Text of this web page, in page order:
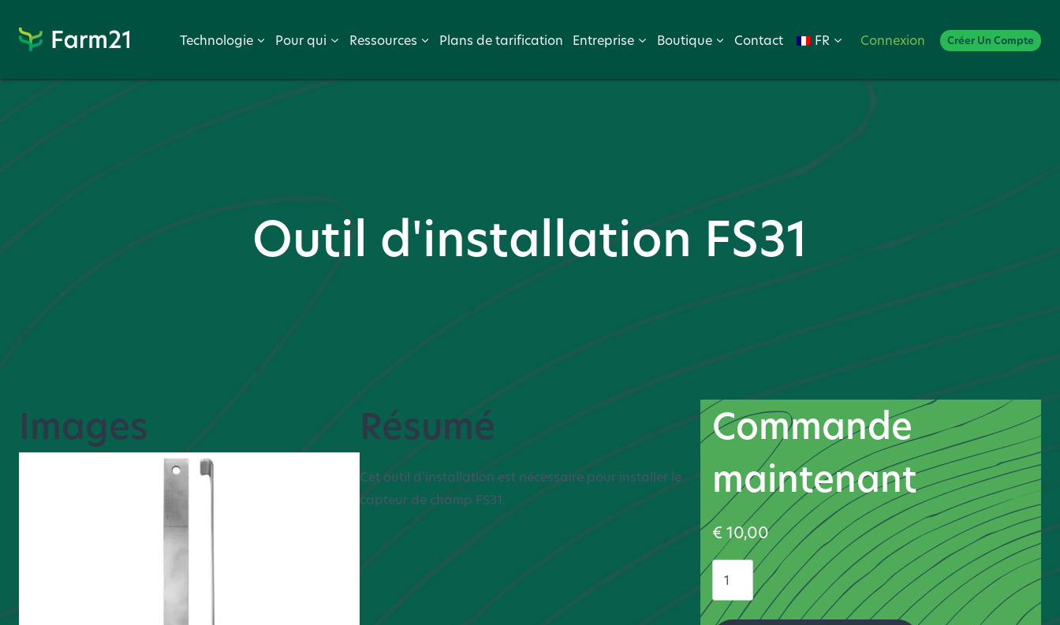
Procéder
PayPal
Technologie Pour qui Ressources Plans de tarification Entreprise Boutique Contact FR Connexion Créer Un Compte
Outil d'installation FS31
Images Résumé
Cet outil d'installation est nécessaire pour installer le
capteur de champ FS31.
Commande
maintenant
€ 10,00
quantité
FS31
installation